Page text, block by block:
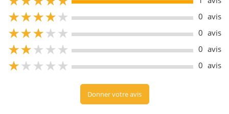
5 0 avis
5 0 avis
5 0 avis
5 0 avis
Donner votre avis